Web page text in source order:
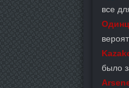
все
было